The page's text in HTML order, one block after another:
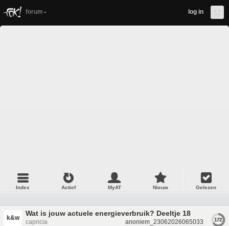
forum log in
Index Actief MyAT Nieuw Gelezen
k&w
Wat is jouw actuele energieverbruik? Deeltje 18
capricia anoniem_23062026065033 172